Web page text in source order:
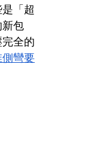
「超
新包
全的
側彎要